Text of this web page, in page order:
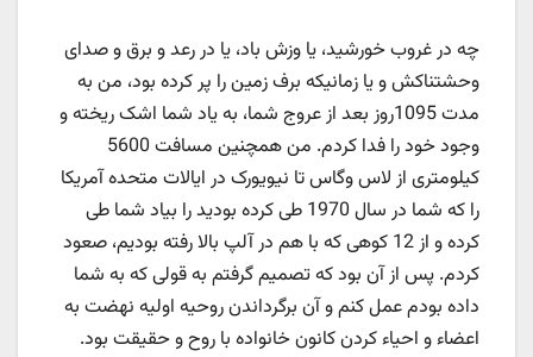
چه در غروب خورشید، یا وزش باد، یا در رعد و برق و صدای
وحشتناکش و یا زمانیکه برف زمین را پر کرده بود، من به
مدت 1095روز بعد از عروج شما، به یاد شما اشک ریخته و
وجود خود را فدا کردم. من همچنین مسافت 5600
کیلومتری از لاس وگاس تا نیویورک در ایالات متحده آمریکا
را که شما در سال 1970 طی کرده بودید را بیاد شما طی
کرده و از 12 کوهی که با هم در آلپ بالا رفته بودیم، صعود
کردم. پس از آن بود که تصمیم گرفتم به قولی که به شما
داده بودم عمل کنم و آن برگرداندن روحیه اولیه نهضت به
اعضاء و احیاء کردن کانون خانواده با روح و حقیقت بود.